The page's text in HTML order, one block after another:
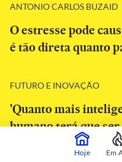
ANTONIO CARLOS BUZAID
O estresse pode
é tão direta quanto
FUTURO E INOVAÇÃO
'Quanto mais
humano terá que
Hoje Em